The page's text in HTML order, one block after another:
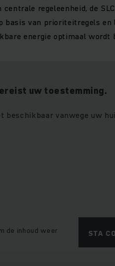
regeleenheid, de
basis van prioriteitregels
energie optimaal wordt
uw toestemming.
beschikbaar vanwege uw
de inhoud weer
STA